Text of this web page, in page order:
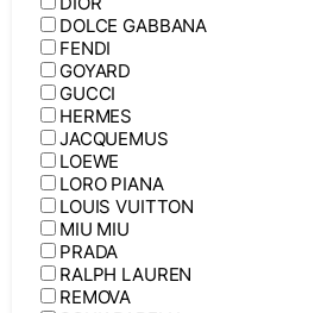
DOLCE GABBANA
FENDI
GOYARD
GUCCI
HERMES
JACQUEMUS
LOEWE
LORO PIANA
LOUIS VUITTON
MIU MIU
PRADA
RALPH LAUREN
REMOVA